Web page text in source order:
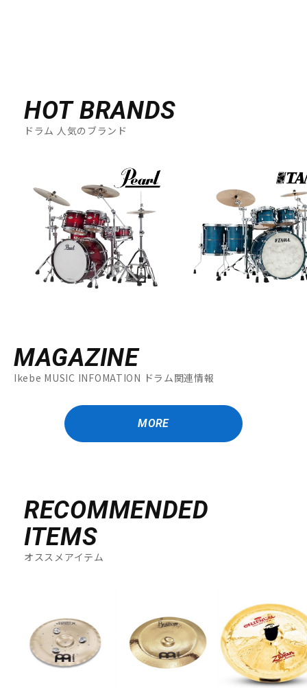
HOT BRANDS
ドラム 人気のブランド
MAGAZINE
Ikebe MUSIC INFOMATION ドラム関連情報
MORE
RECOMMENDED
ITEMS
オススメアイテム